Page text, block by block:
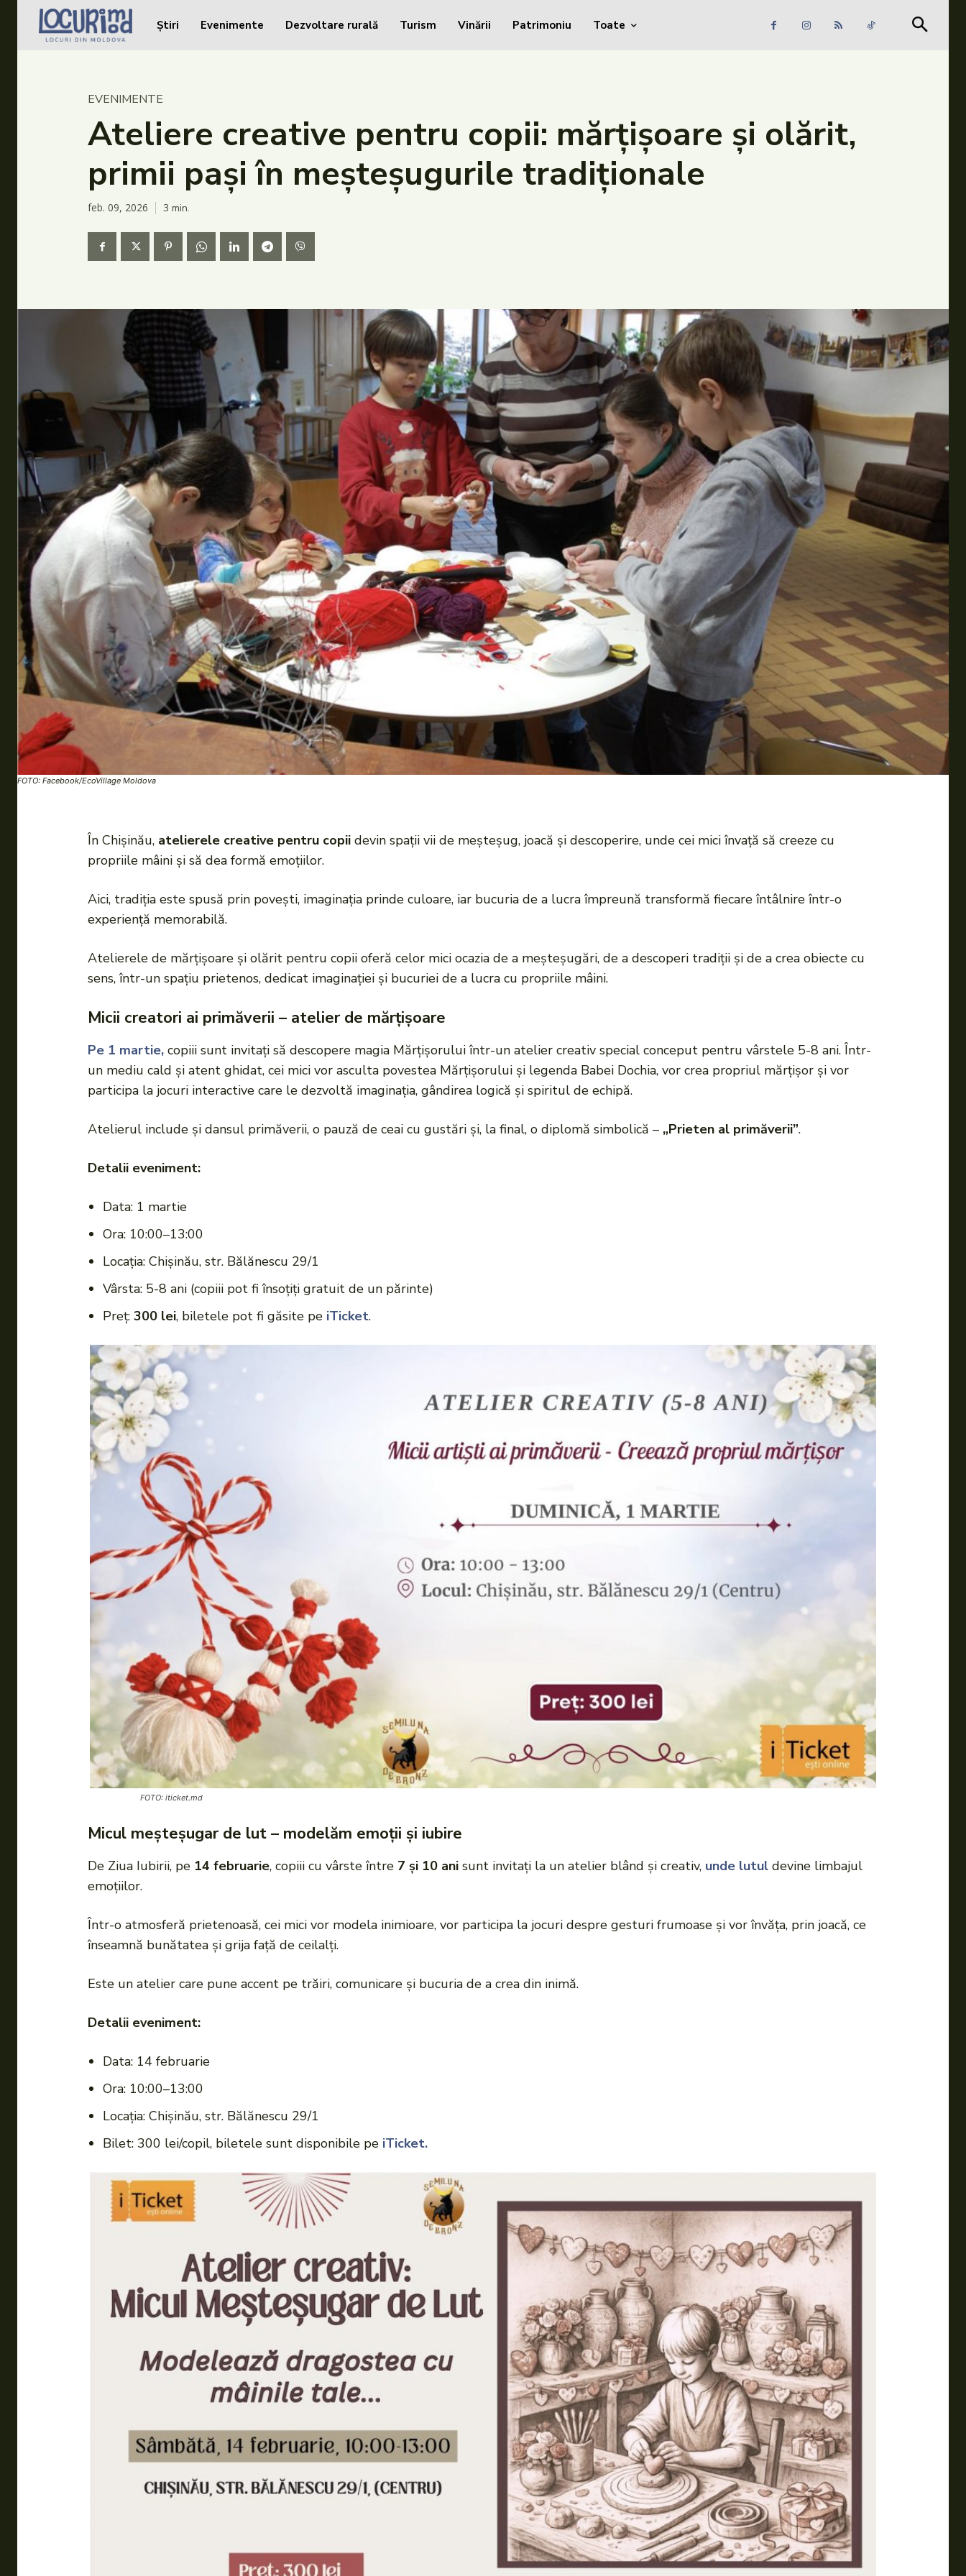
Caută în site...
Caută în site... Căutare
Dezvoltare rurală
Turism
Vinării
Patrimoniu
Produs Acasă
Știri Evenimente Dezvoltare rurală Turism Vinării Patrimoniu Toate
EVENIMENTE
Ateliere creative pentru copii: mărțișoare și olărit,
primii pași în meșteșugurile tradiționale
feb. 09, 2026 3 min.
FOTO: Facebook/EcoVillage Moldova
În Chișinău, atelierele creative pentru copii devin spații vii de meșteșug, joacă și descoperire, unde cei mici învață să creeze cu
propriile mâini și să dea formă emoțiilor.
Aici, tradiția este spusă prin povești, imaginația prinde culoare, iar bucuria de a lucra împreună transformă fiecare întâlnire într-o
experiență memorabilă.
Atelierele de mărțișoare și olărit pentru copii oferă celor mici ocazia de a meșteșugări, de a descoperi tradiții și de a crea obiecte cu
sens, într-un spațiu prietenos, dedicat imaginației și bucuriei de a lucra cu propriile mâini.
Micii creatori ai primăverii – atelier de mărțișoare
Pe 1 martie, copiii sunt invitați să descopere magia Mărțișorului într-un atelier creativ special conceput pentru vârstele 5-8 ani. Într-
un mediu cald și atent ghidat, cei mici vor asculta povestea Mărțișorului și legenda Babei Dochia, vor crea propriul mărțișor și vor
participa la jocuri interactive care le dezvoltă imaginația, gândirea logică și spiritul de echipă.
Atelierul include și dansul primăverii, o pauză de ceai cu gustări și, la final, o diplomă simbolică – „Prieten al primăverii”.
Detalii eveniment:
Data: 1 martie
Ora: 10:00–13:00
Locația: Chișinău, str. Bălănescu 29/1
Vârsta: 5-8 ani (copiii pot fi însoțiți gratuit de un părinte)
Preț: 300 lei, biletele pot fi găsite pe iTicket.
FOTO: iticket.md
Micul meșteșugar de lut – modelăm emoții și iubire
De Ziua Iubirii, pe 14 februarie, copiii cu vârste între 7 și 10 ani sunt invitați la un atelier blând și creativ, unde lutul devine limbajul
emoțiilor.
Într-o atmosferă prietenoasă, cei mici vor modela inimioare, vor participa la jocuri despre gesturi frumoase și vor învăța, prin joacă, ce
înseamnă bunătatea și grija față de ceilalți.
Este un atelier care pune accent pe trăiri, comunicare și bucuria de a crea din inimă.
Detalii eveniment:
Data: 14 februarie
Ora: 10:00–13:00
Locația: Chișinău, str. Bălănescu 29/1
Bilet: 300 lei/copil, biletele sunt disponibile pe iTicket.